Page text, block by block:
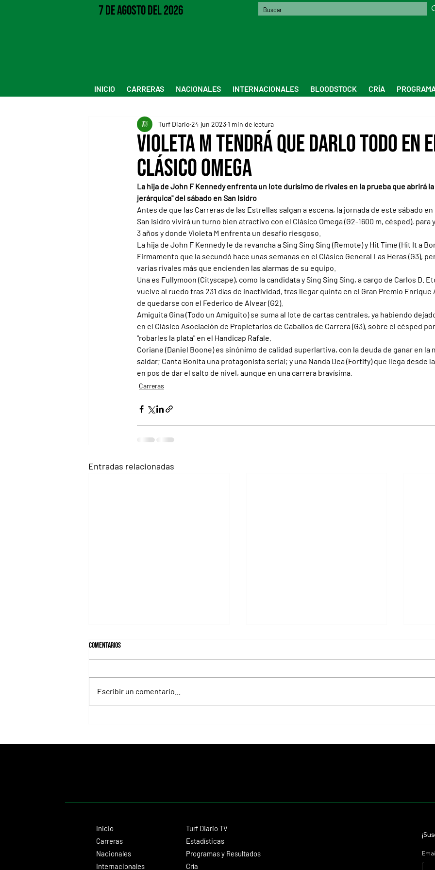
7 de Agosto del 2026
INICIO CARRERAS NACIONALES INTERNACIONALES BLOODSTOCK CRÍA
Violeta M tendrá que darlo todo en
Clásico Omega
Turf Diario 24 jun 20231 min de lectura
La hija de John F Kennedy enfrenta un lote durísimo de rivales en la prueba que abrirá
jerárquica" del sábado en San Isidro
Antes de que las Carreras de las Estrellas salgan a escena, la jornada de este sábado
San Isidro vivirá un turno bien atractivo con el Clásico Omega (G2-1600 m, césped), para
3 años y donde Violeta M enfrenta un desafío riesgoso.
La hija de John F Kennedy le da revancha a Sing Sing Sing (Remote) y Hit Time (Hit It a
Firmamento que la secundó hace unas semanas en el Clásico General Las Heras (G3),
varias rivales más que encienden las alarmas de su equipo.
Una es Fullymoon (Cityscape), como la candidata y Sing Sing Sing, a cargo de Carlos D.
vuelve al ruedo tras 231 días de inactividad, tras llegar quinta en el Gran Premio Enrique
de quedarse con el Federico de Alvear (G2).
Amiguita Gina (Todo un Amiguito) se suma al lote de cartas centrales, ya habiendo
en el Clásico Asociación de Propietarios de Caballos de Carrera (G3), sobre el césped
"robarles la plata" en el Handicap Rafale.
Coriane (Daniel Boone) es sinónimo de calidad superlartiva, con la deuda de ganar en la
saldar; Canta Bonita una protagonista serial; y una Nanda Dea (Fortify) que llega desde
en pos de dar el salto de nivel, aunque en una carrera bravísima.
Carreras
Entradas relacionadas
Comentarios
Escribir un comentario...
Inicio
Carreras
Nacionales
Internacionales
Turf Diario TV
Estadísticas
Programas y Resultados
Cría
Email